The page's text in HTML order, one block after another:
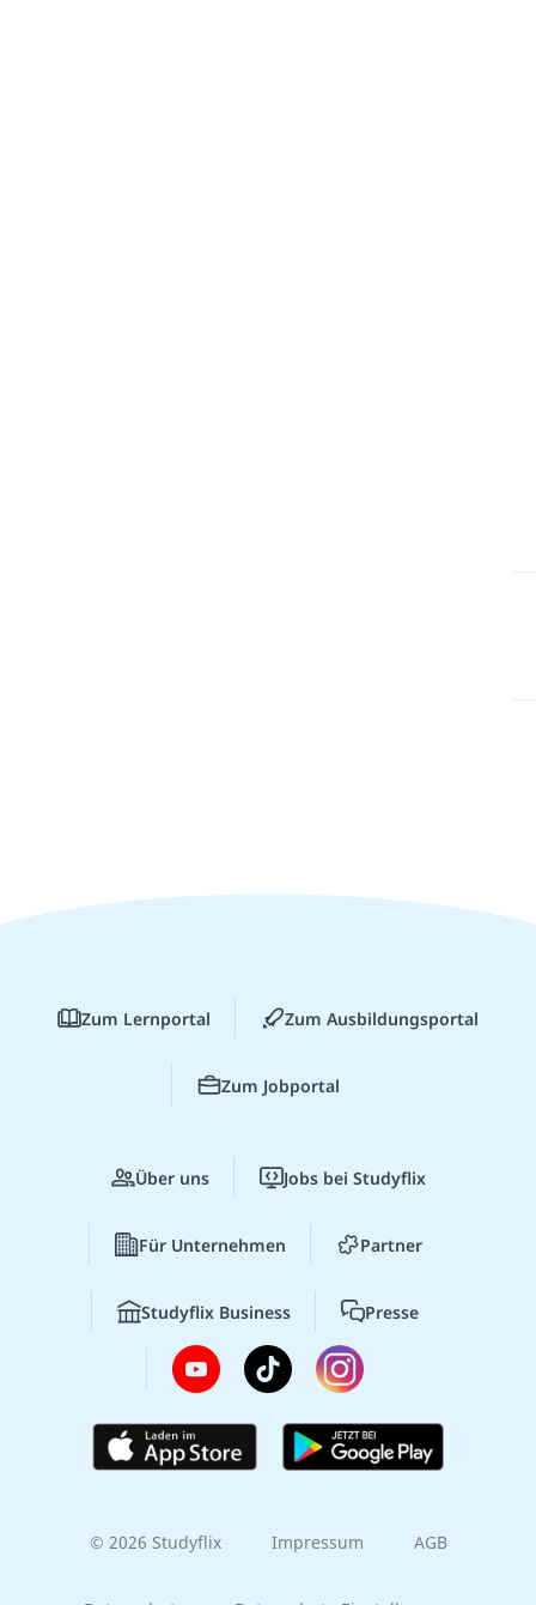
Zum Lernportal Zum Ausbildungsportal
Zum Jobportal
Über uns Jobs bei Studyflix
Für Unternehmen Partner
Studyflix Business Presse
© 2026 Studyflix Impressum AGB